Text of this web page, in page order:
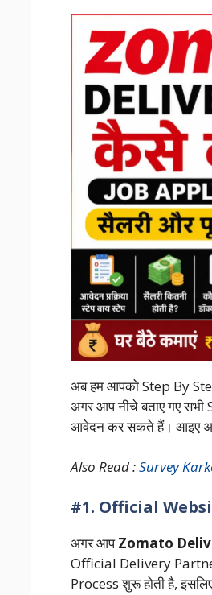
अब हम आपको Step By
अगर आप नीचे बताए गए
आवेदन कर सकते हैं। आइए
Also Read :Survey
#1. Official
अगर आपZomato
Official Delivery
Process शुरू होती है,